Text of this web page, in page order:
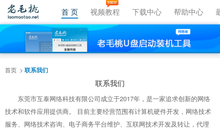
首 页 视频教程 下载中心 帮助中心
首页 联系我们
联系我们
东莞市互泰网络科技有限公司成立于2017年，是一家追求创新的网络
技术和软件应用提供商。 目前主要经营范围有计算机硬件开发，网络技术
服务、网络技术咨询、电子商务平台维护、互联网技术开发及转让，代理